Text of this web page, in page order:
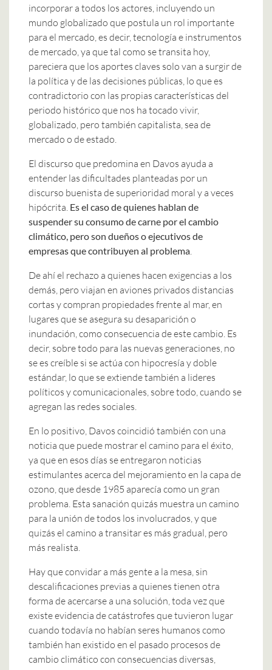
incorporar a todos los actores, incluyendo un
mundo globalizado que postula un rol importante
para el mercado, es decir, tecnología e instrumentos
de mercado, ya que tal como se transita hoy,
pareciera que los aportes claves solo van a surgir de
la política y de las decisiones públicas, lo que es
contradictorio con las propias características del
periodo histórico que nos ha tocado vivir,
globalizado, pero también capitalista, sea de
mercado o de estado.
El discurso que predomina en Davos ayuda a
entender las dificultades planteadas por un
discurso buenista de superioridad moral y a veces
hipócrita. Es el caso de quienes hablan de
suspender su consumo de carne por el cambio
climático, pero son dueños o ejecutivos de
empresas que contribuyen al problema
De ahí el rechazo a quienes hacen exigencias a los
demás, pero viajan en aviones privados distancias
cortas y compran propiedades frente al mar, en
lugares que se asegura su desaparición o
inundación, como consecuencia de este cambio. Es
decir, sobre todo para las nuevas generaciones, no
se es creíble si se actúa con hipocresía y doble
estándar, lo que se extiende también a lideres
políticos y comunicacionales, sobre todo, cuando se
agregan las redes sociales.
En lo positivo, Davos coincidió también con una
noticia que puede mostrar el camino para el éxito,
ya que en esos días se entregaron noticias
estimulantes acerca del mejoramiento en la capa de
ozono, que desde 1985 aparecía como un gran
problema. Esta sanación quizás muestra un camino
para la unión de todos los involucrados, y que
quizás el camino a transitar es más gradual, pero
más realista.
Hay que convidar a más gente a la mesa, sin
descalificaciones previas a quienes tienen otra
forma de acercarse a una solución, toda vez que
existe evidencia de catástrofes que tuvieron lugar
cuando todavía no habían seres humanos como
también han existido en el pasado procesos de
cambio climático con consecuencias diversas,